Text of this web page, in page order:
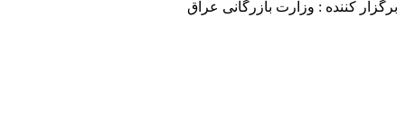
برگزار کننده : وزارت بازرگانی عراق